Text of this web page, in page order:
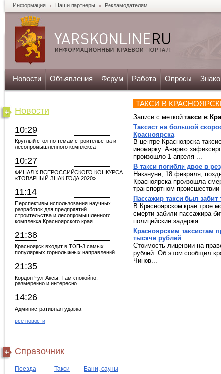
Информация Наши партнеры Рекламодателям
Новости Объявления Форум Работа Опросы
Новости
10:29
Круглый стол по темам строительства и
лесопромышленного комплекса
10:27
ФИНАЛ X ВСЕРОССИЙСКОГО КОНКУРСА
«ТОВАРНЫЙ ЗНАК ГОДА 2020»
11:14
Перспективы использования научных
разработок для предприятий
строительства и лесопромышленного
комплекса Красноярского края
21:38
Красноярск входит в ТОП-3 самых
популярных горнолыжных направлений
21:35
Кордон Чул-Аксы. Там спокойно,
размеренно и интересно...
14:26
Административная удавка
все новости
Справочник
Поезда Такси
Бани, сауны
ТАКСИ В
Записи с меткой такси в
Таксист на большой
Красноярска
В центре Красноярска
иномарку. Аварию
произошло 1 апреля ...
В такси погибли двое в
Накануне, 18 февраля,
Красноярска произошла
транспортном
Пассажир такси был
В Красноярском крае трое
смерти забили пассажира
полицейские задержа...
Красноярским таксистам
тысяче рублей
Стоимость лицензии на
рублей. Об этом сообщил
Чинов...